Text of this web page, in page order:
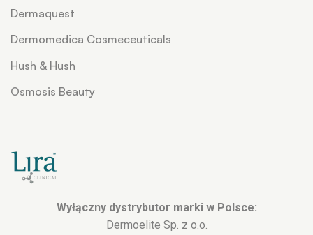
Dermaquest
Dermomedica Cosmeceuticals
Hush & Hush
Osmosis Beauty
Wyłączny dystrybutor marki w Polsce:
Dermoelite Sp. z o.o.